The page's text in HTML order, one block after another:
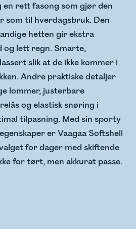
rett fasong som gjør den
som til hverdagsbruk. Den
hetten gir ekstra
og lett regn. Smarte,
slik at de ikke kommer i
Andre praktiske detaljer
lommer, justerbare
og elastisk snøring i
tilpasning. Med sin sporty
er Vaagaa Softshell
for dager med skiftende
for tørt, men akkurat passe.